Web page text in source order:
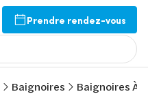
Prendre rendez-vous
Baignoires Baignoires À